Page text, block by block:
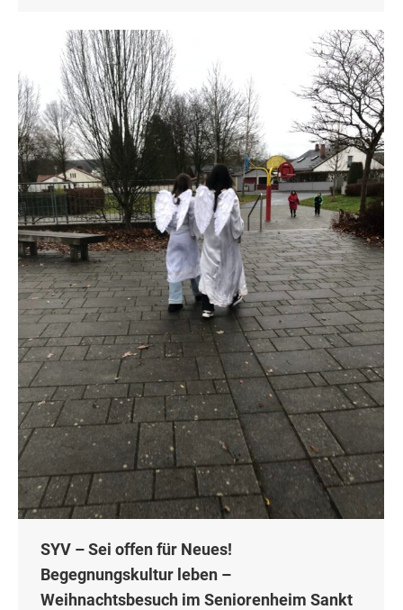
SYV – Sei offen für Neues!
Begegnungskultur leben –
Weihnachtsbesuch im Seniorenheim Sankt